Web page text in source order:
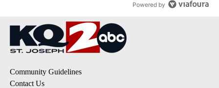
Powered by
Community Guidelines
Contact Us